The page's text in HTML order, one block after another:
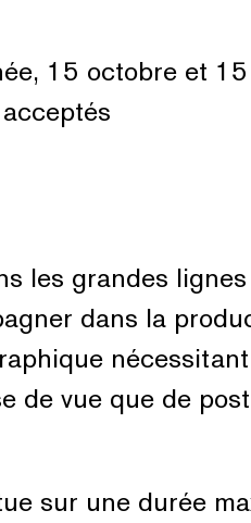
15 octobre et
les grandes
dans la
de vue que de
sur une durée